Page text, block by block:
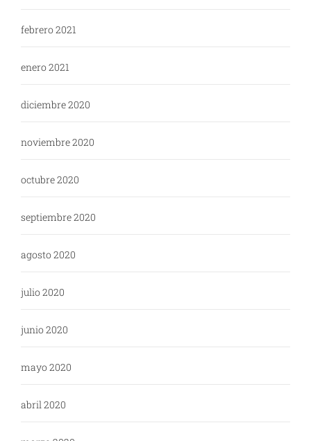
febrero 2021
enero 2021
diciembre 2020
noviembre 2020
octubre 2020
septiembre 2020
agosto 2020
julio 2020
junio 2020
mayo 2020
abril 2020